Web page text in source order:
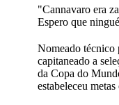
"Cannavaro era
Espero que
Nomeado técnico
capitaneado a
da Copa do
estabeleceu